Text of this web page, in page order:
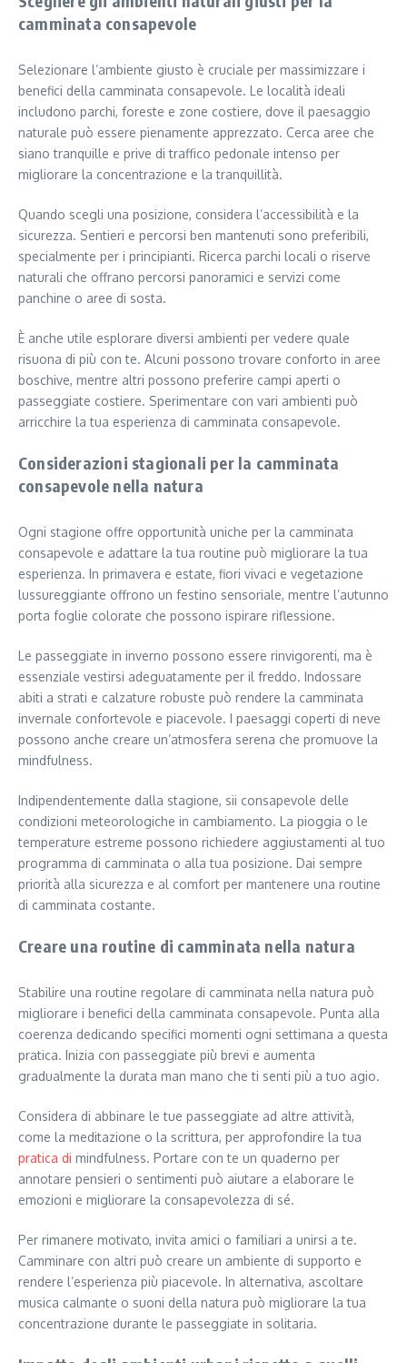
camminata consapevole
Selezionare l’ambiente giusto è cruciale per massimizzare i
benefici della camminata consapevole. Le località ideali
includono parchi, foreste e zone costiere, dove il paesaggio
naturale può essere pienamente apprezzato. Cerca aree che
siano tranquille e prive di traffico pedonale intenso per
migliorare la concentrazione e la tranquillità.
Quando scegli una posizione, considera l’accessibilità e la
sicurezza. Sentieri e percorsi ben mantenuti sono preferibili,
specialmente per i principianti. Ricerca parchi locali o riserve
naturali che offrano percorsi panoramici e servizi come
panchine o aree di sosta.
È anche utile esplorare diversi ambienti per vedere quale
risuona di più con te. Alcuni possono trovare conforto in aree
boschive, mentre altri possono preferire campi aperti o
passeggiate costiere. Sperimentare con vari ambienti può
arricchire la tua esperienza di camminata consapevole.
Considerazioni stagionali per la camminata
consapevole nella natura
Ogni stagione offre opportunità uniche per la camminata
consapevole e adattare la tua routine può migliorare la tua
esperienza. In primavera e estate, fiori vivaci e vegetazione
lussureggiante offrono un festino sensoriale, mentre l’autunno
porta foglie colorate che possono ispirare riflessione.
Le passeggiate in inverno possono essere rinvigorenti, ma è
essenziale vestirsi adeguatamente per il freddo. Indossare
abiti a strati e calzature robuste può rendere la camminata
invernale confortevole e piacevole. I paesaggi coperti di neve
possono anche creare un’atmosfera serena che promuove la
mindfulness.
Indipendentemente dalla stagione, sii consapevole delle
condizioni meteorologiche in cambiamento. La pioggia o le
temperature estreme possono richiedere aggiustamenti al tuo
programma di camminata o alla tua posizione. Dai sempre
priorità alla sicurezza e al comfort per mantenere una routine
di camminata costante.
Creare una routine di camminata nella natura
Stabilire una routine regolare di camminata nella natura può
migliorare i benefici della camminata consapevole. Punta alla
coerenza dedicando specifici momenti ogni settimana a questa
pratica. Inizia con passeggiate più brevi e aumenta
gradualmente la durata man mano che ti senti più a tuo agio.
Considera di abbinare le tue passeggiate ad altre attività,
come la meditazione o la scrittura, per approfondire la tua
pratica di mindfulness. Portare con te un quaderno per
annotare pensieri o sentimenti può aiutare a elaborare le
emozioni e migliorare la consapevolezza di sé.
Per rimanere motivato, invita amici o familiari a unirsi a te.
Camminare con altri può creare un ambiente di supporto e
rendere l’esperienza più piacevole. In alternativa, ascoltare
musica calmante o suoni della natura può migliorare la tua
concentrazione durante le passeggiate in solitaria.